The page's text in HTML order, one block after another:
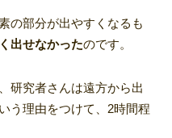
の部分が出やすくなるも
出せなかったのです。
研究者さんは遠方から出
う理由をつけて、2時間程